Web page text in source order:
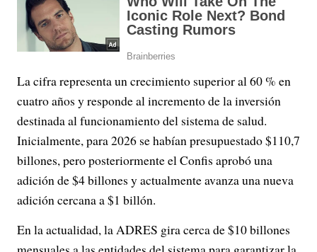
La cifra representa un crecimiento superior al 60 % en
cuatro años y responde al incremento de la inversión
destinada al funcionamiento del sistema de salud.
Inicialmente, para 2026 se habían presupuestado $110,7
billones, pero posteriormente el Confis aprobó una
adición de $4 billones y actualmente avanza una nueva
adición cercana a $1 billón.
En la actualidad, la ADRES gira cerca de $10 billones